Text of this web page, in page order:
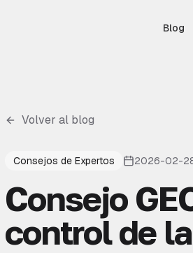
Blog
Volver al blog
Consejos de Expertos 2026-02-
Consejo
control de